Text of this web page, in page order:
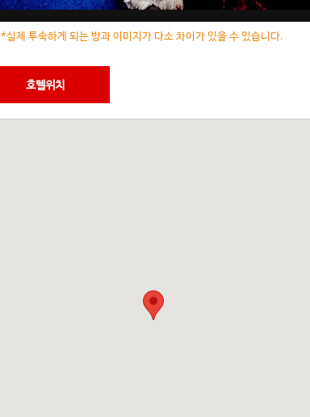
*실제 투숙하게 되는 방과 이미지가 다소 차이가 있을 수 있습니다.
호텔위치